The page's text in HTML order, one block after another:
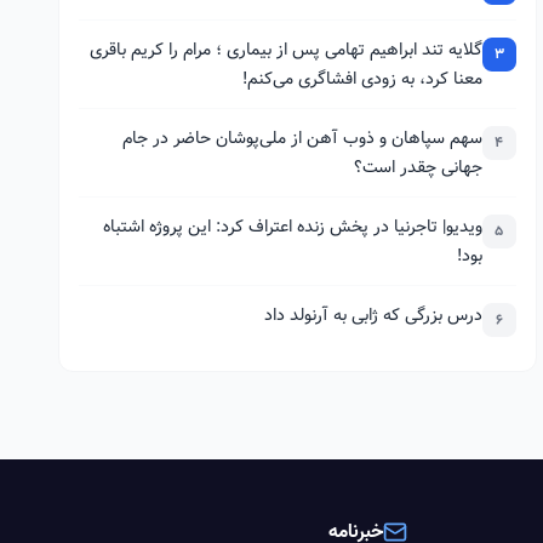
3 گلایه تند ابراهیم تهامی پس از بیماری ؛ مرام را کریم باقری
معنا کرد، به زودی افشاگری می‌کنم!
4 سهم سپاهان و ذوب آهن از ملی‌پوشان حاضر در جام
جهانی چقدر است؟
5 ویدیو| تاجرنیا در پخش زنده اعتراف کرد: این پروژه اشتباه
بود!
6 درس بزرگی که ژابی به آرنولد داد
خبرنامه